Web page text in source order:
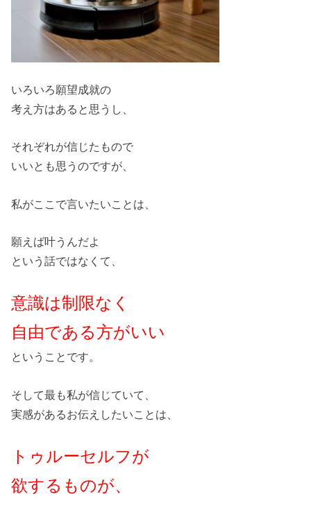
いろいろ願望成就の
考え方はあると思うし、
それぞれが信じたもので
いいとも思うのですが、
私がここで言いたいことは、
願えば叶うんだよ
という話ではなくて、
意識は制限なく
自由である方がいい
ということです。
そして最も私が信じていて、
実感があるお伝えしたいことは、
トゥルーセルフが
欲するものが、